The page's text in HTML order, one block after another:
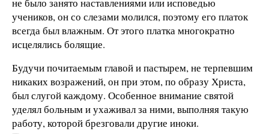
учеников, он со слезами молился, поэтому его платок
всегда был влажным. От этого платка многократно
исцелялись болящие.
Будучи почитаемым главой и пастырем, не терпевшим
никаких возражений, он при этом, по образу Христа,
был слугой каждому. Особенное внимание святой
уделял больным и ухаживал за ними, выполняя такую
работу, которой брезговали другие иноки.